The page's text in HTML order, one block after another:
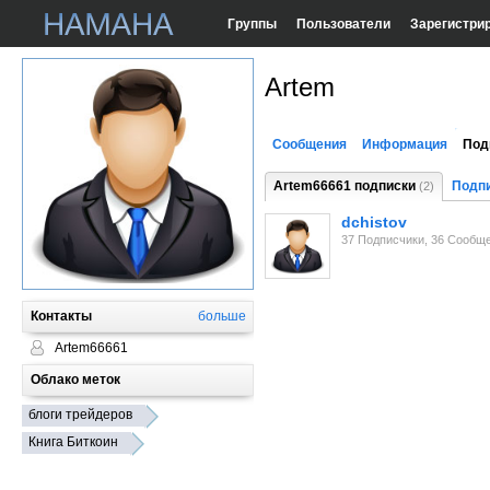
Группы Пользователи
Контакты больше
Artem66661
Облако меток
блоги трейдеров
Книга Биткоин
Artem
Сообщения Информация
Artem66661 подписки (2)
dchistov
37 Подписчики, 36